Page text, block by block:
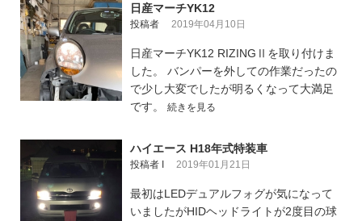
日産マーチYK12
投稿者 2019年04月10日
日産マーチYK12 RIZINGⅡを取り付けま
した。 バンパーを外しての作業だったの
で少し大変でしたが明るくなって大満足
です。 続きを見る
ハイエース H18年式特装車
投稿者 I 2019年01月21日
最初はLEDデュアルフォグが気になって
いましたがHIDヘッドライトが2度目の球